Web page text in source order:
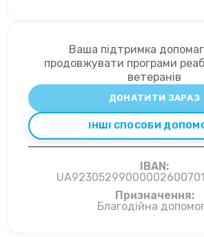
Ваша підтримка
продовжувати програми
ветеранів
ДОНАТИТИ ЗАРАЗ
ІНШІ СПОСОБИ
IBAN:
Призначення:
Благодійна